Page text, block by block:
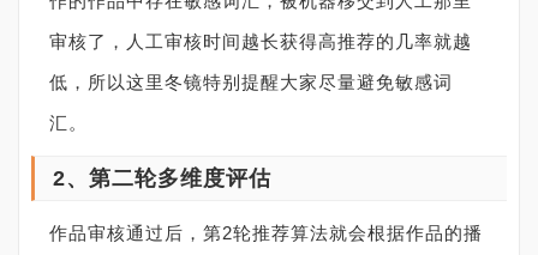
审核了，人工审核时间越长获得高推荐的几率就越
低，所以这里冬镜特别提醒大家尽量避免敏感词
汇。
2、第二轮多维度评估
作品审核通过后，第2轮推荐算法就会根据作品的播